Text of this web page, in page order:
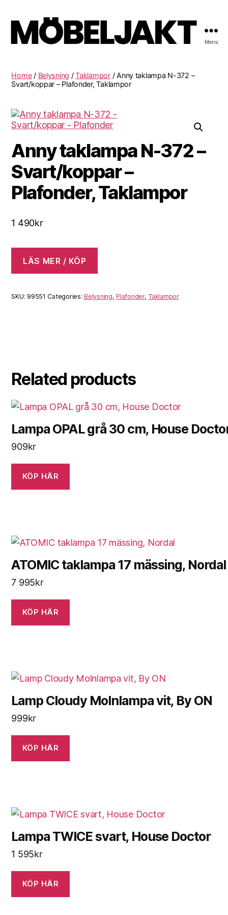
Menu
Home/ Belysning /Taklampor/ Anny taklampa N-372 –
Svart/koppar – Plafonder, Taklampor
Anny taklampa N-372 –
Svart/koppar –
Plafonder, Taklampor
1 490kr
LÄS MER / KÖP
SKU: 99551 Categories:Belysning,Plafonder, Taklampor
Related products
Lampa OPAL grå 30 cm, House
909kr
KÖP HÄR
ATOMIC taklampa 17 mässing, Nordal
7 995kr
KÖP HÄR
Lamp Cloudy Molnlampa vit, By ON
999kr
KÖP HÄR
Lampa TWICE svart, House Doctor
1 595kr
KÖP HÄR